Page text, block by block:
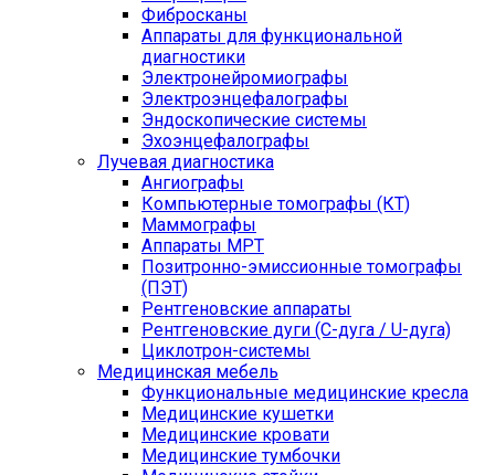
Фибросканы
Аппараты для функциональной
диагностики
Электронейромиографы
Электроэнцефалографы
Эндоскопические системы
Эхоэнцефалографы
Лучевая диагностика
Ангиографы
Компьютерные томографы (КТ)
Маммографы
Аппараты МРТ
Позитронно-эмиссионные томографы
(ПЭТ)
Рентгеновские аппараты
Рентгеновские дуги (С-дуга / U-дуга)
Циклотрон-системы
Медицинская мебель
Функциональные медицинские кресла
Медицинские кушетки
Медицинские кровати
Медицинские тумбочки